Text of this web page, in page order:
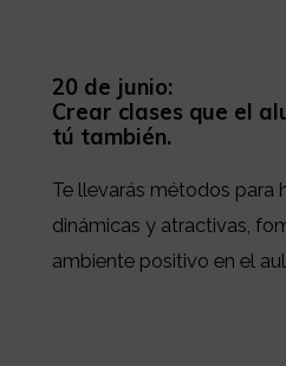
20 de junio:
Crear clases que el
tú también.
Te llevarás métodos para
dinámicas y atractivas,
ambiente positivo en el